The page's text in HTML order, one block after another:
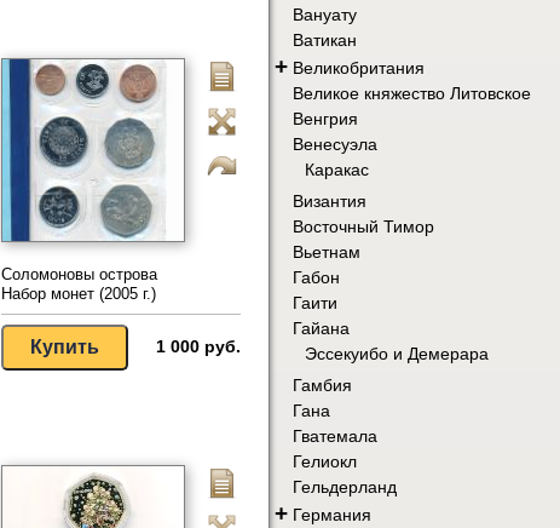
Соломоновы острова
Набор монет (2005 г.)
1 000 руб.
Вануату
Ватикан
+ Великобритания
Великое княжество Литовское
Венгрия
Венесуэла
Каракас
Византия
Восточный Тимор
Вьетнам
Габон
Гаити
Гайана
Эссекуибо и Демерара
Гамбия
Гана
Гватемала
Гелиокл
Гельдерланд
+ Германия